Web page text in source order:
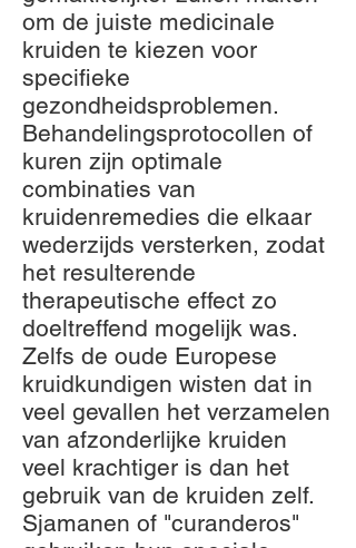
om de juiste medicinale
kruiden te kiezen voor
specifieke
gezondheidsproblemen.
Behandelingsprotocollen of
kuren zijn optimale
combinaties van
kruidenremedies die elkaar
wederzijds versterken, zodat
het resulterende
therapeutische effect zo
doeltreffend mogelijk was.
Zelfs de oude Europese
kruidkundigen wisten dat in
veel gevallen het verzamelen
van afzonderlijke kruiden
veel krachtiger is dan het
gebruik van de kruiden zelf.
Sjamanen of "curanderos"